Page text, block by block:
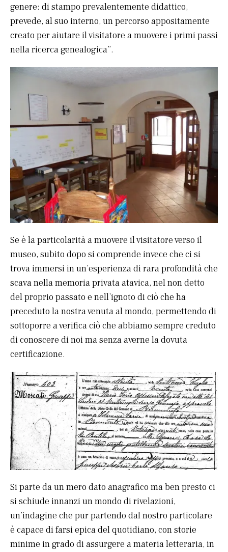
genere: di stampo prevalentemente didattico,
prevede, al suo interno, un percorso appositamente
creato per aiutare il visitatore a muovere i primi passi
nella ricerca genealogica”.
Se è la particolarità a muovere il visitatore verso il
museo, subito dopo si comprende invece che ci si
trova immersi in un’esperienza di rara profondità che
scava nella memoria privata atavica, nel non detto
del proprio passato e nell’ignoto di ciò che ha
preceduto la nostra venuta al mondo, permettendo di
sottoporre a verifica ciò che abbiamo sempre creduto
di conoscere di noi ma senza averne la dovuta
certificazione.
Si parte da un mero dato anagrafico ma ben presto ci
si schiude innanzi un mondo di rivelazioni,
un’indagine che pur partendo dal nostro particolare
è capace di farsi epica del quotidiano, con storie
minime in grado di assurgere a materia letteraria, in